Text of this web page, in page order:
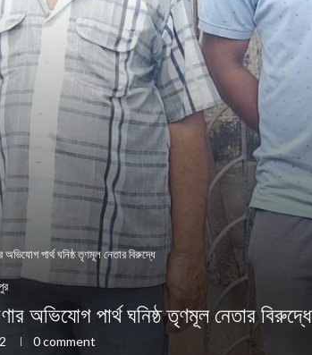
পার্থ ঘনিষ্ঠ তৃণমূল নেতার বিরুদ্ধে
অভিযোগ পার্থ ঘনিষ্ঠ তৃণমূল নেতার বিরুদ্ধে
0 comment